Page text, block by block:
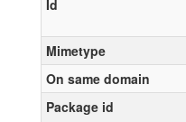
Id
Mimetype
On same domain
Package id